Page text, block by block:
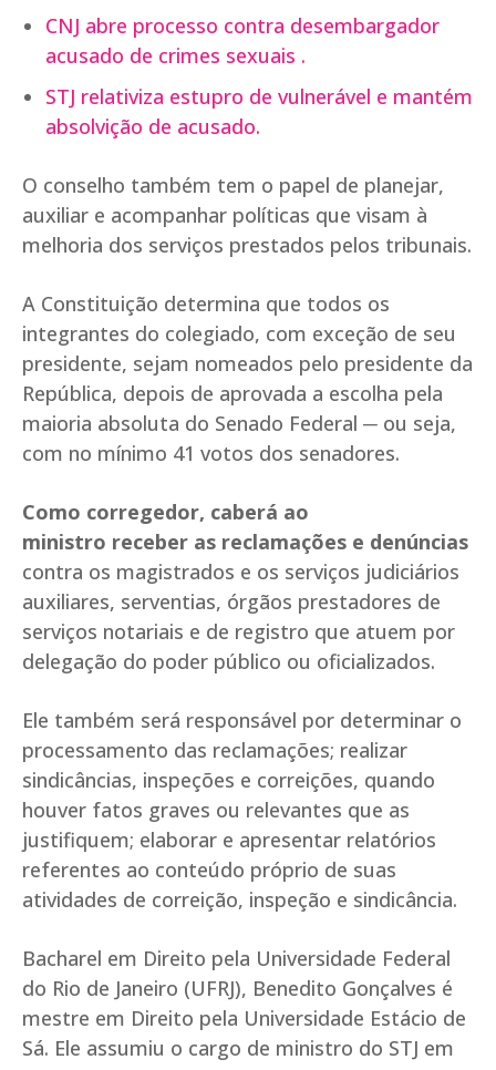
CNJ abre processo contra desembargador
acusado de crimes sexuais .
STJ relativiza estupro de vulnerável e mantém
absolvição de acusado.
O conselho também tem o papel de planejar,
auxiliar e acompanhar políticas que visam à
melhoria dos serviços prestados pelos tribunais.
A Constituição determina que todos os
integrantes do colegiado, com exceção de seu
presidente, sejam nomeados pelo presidente da
República, depois de aprovada a escolha pela
maioria absoluta do Senado Federal ─ ou seja,
com no mínimo 41 votos dos senadores.
Como corregedor, caberá ao
ministro receber as reclamações e denúncias
contra os magistrados e os serviços judiciários
auxiliares, serventias, órgãos prestadores de
serviços notariais e de registro que atuem por
delegação do poder público ou oficializados.
Ele também será responsável por determinar o
processamento das reclamações; realizar
sindicâncias, inspeções e correições, quando
houver fatos graves ou relevantes que as
justifiquem; elaborar e apresentar relatórios
referentes ao conteúdo próprio de suas
atividades de correição, inspeção e sindicância.
Bacharel em Direito pela Universidade Federal
do Rio de Janeiro (UFRJ), Benedito Gonçalves é
mestre em Direito pela Universidade Estácio de
Sá. Ele assumiu o cargo de ministro do STJ em